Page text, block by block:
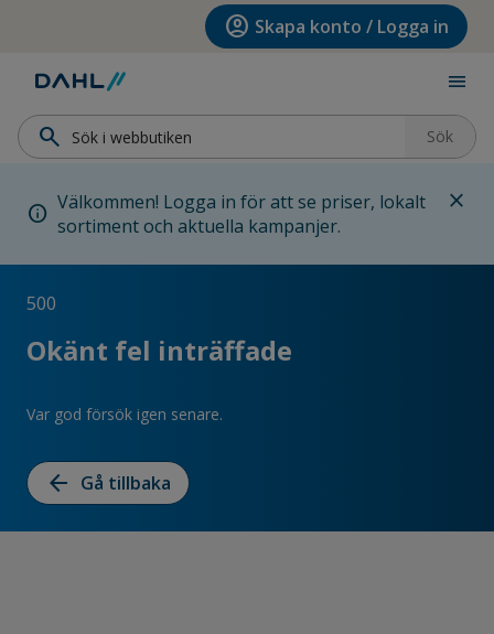
Hoppa till huvudinnehållet account_circle Skapa konto / Logga in
menu
search Sök
info Välkommen! Logga in för att se priser, lokalt
sortiment och aktuella kampanjer.
close
500
Okänt fel inträffade
Var god försök igen senare.
arrow_back Gå tillbaka